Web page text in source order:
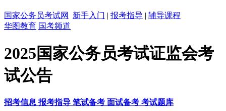
国家公务员考试网 新手入门 | 报考指导 | 辅导课程
华图教育 国考频道
2025国家公务员考试证监会考
试公告
招考信息 报考指导 笔试备考 面试备考 考试题库